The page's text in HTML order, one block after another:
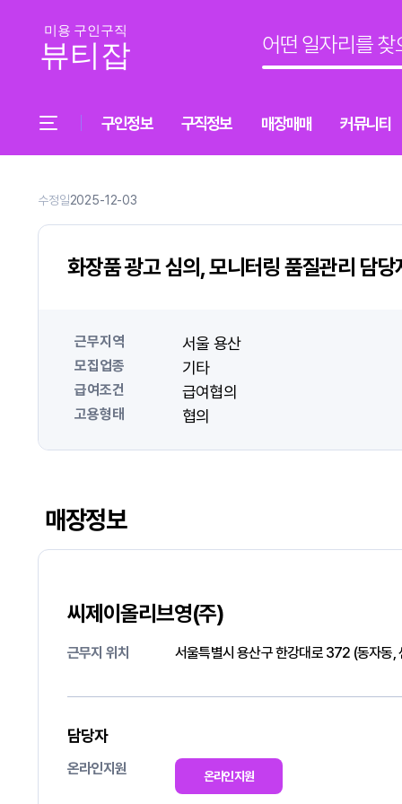
구인정보 구직정보 매장매매 커뮤니티
수정일2025-12-03
화장품 광고 심의, 모니터링 품질관리 담당
근무지역 서울 용산
모집업종 기타
급여조건 급여협의
고용형태 협의
매장정보
씨제이올리브영(주)
근무지 위치 서울특별시 용산구 한강대로 372 (동자동,
담당자
온라인지원 온라인지원